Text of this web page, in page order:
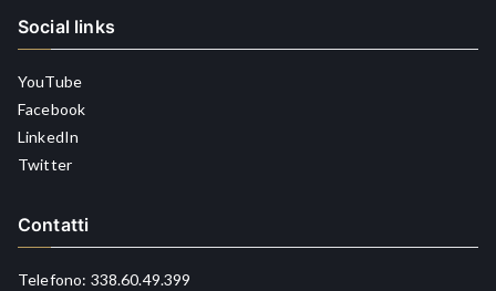
Social links
YouTube
Facebook
LinkedIn
Twitter
Contatti
Telefono: 338.60.49.399